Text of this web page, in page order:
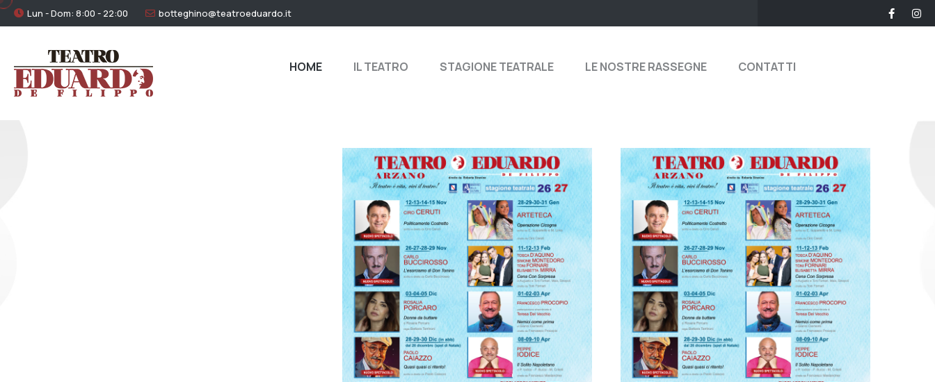
Lun - Dom: 8:00 - 22:00 botteghino@teatroeduardo.it
HOME IL TEATRO STAGIONE TEATRALE LE NOSTRE RASSEGNE CONTATTI